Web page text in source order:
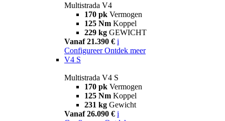
Multistrada V4
170 pk Vermogen
125 Nm Koppel
229 kg GEWICHT
Vanaf 21.390 € i
Configureer Ontdek meer
V4 S
Multistrada V4 S
170 pk Vermogen
125 Nm Koppel
231 kg Gewicht
Vanaf 26.090 € i